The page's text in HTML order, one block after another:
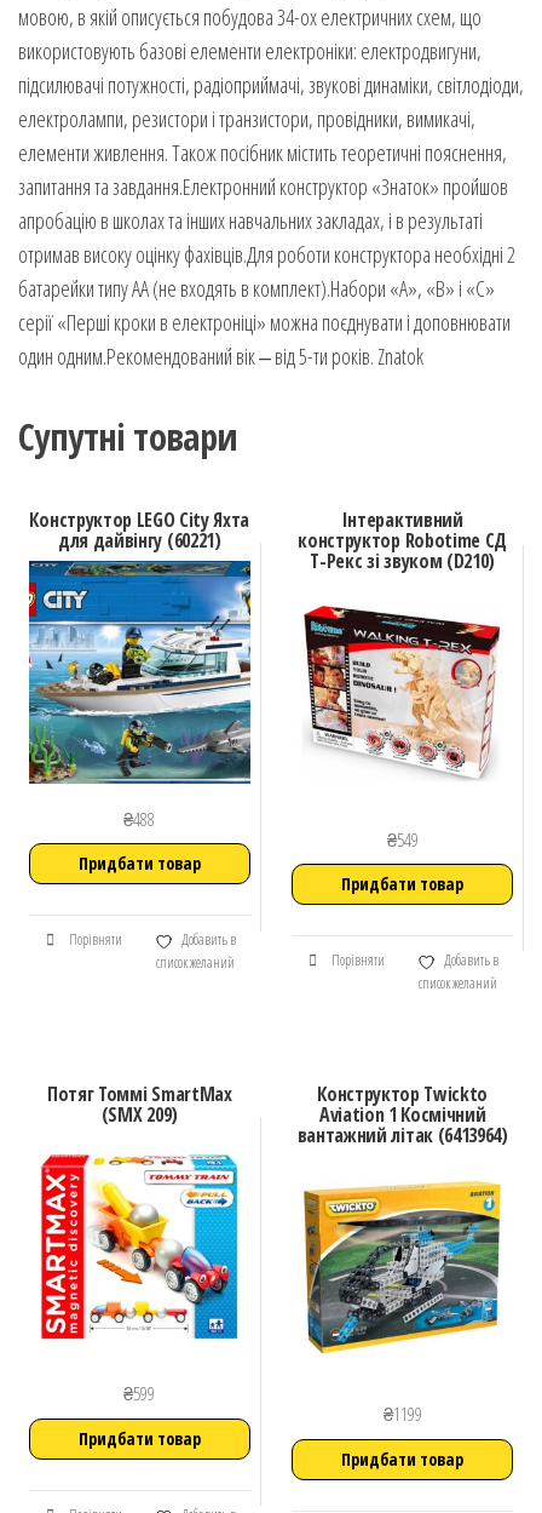
мовою, в якій описується побудова 34-ох електричних схем, що
використовують базові елементи електроніки: електродвигуни,
підсилювачі потужності, радіоприймачі, звукові динаміки, світлодіоди,
електролампи, резистори і транзистори, провідники, вимикачі,
елементи живлення. Також посібник містить теоретичні пояснення,
запитання та завдання.Електронний конструктор «Знаток» пройшов
апробацію в школах та інших навчальних закладах, і в результаті
отримав високу оцінку фахівців.Для роботи конструктора необхідні 2
батарейки типу АА (не входять в комплект).Набори «А», «В» і «С»
серії «Перші кроки в електроніці» можна поєднувати і доповнювати
один одним.Рекомендований вік ‒ від 5-ти років. Znatok
Супутні товари
Конструктор LEGO City Яхта
для дайвінгу (60221)
₴488
Придбати товар
Порівняти
Добавить в
список желаний
Інтерактивний
конструктор Robotime СД
T-Рекс зі звуком (D210)
₴549
Придбати товар
Порівняти
Добавить в
список желаний
Потяг Томмі SmartМax
(SMX 209)
₴599
Придбати товар
Конструктор Twickto
Aviation 1 Космічний
вантажний літак (6413964)
₴1199
Придбати товар